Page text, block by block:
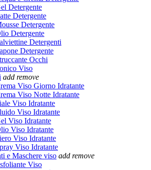
Detergente
Detergente
Detergente
Detergente
Detergenti
Detergente
Occhi
Viso
add remove
Viso Giorno Idratante
Viso Notte Idratante
Viso Idratante
Viso Idratante
Viso Idratante
Viso Idratante
Viso Idratante
Viso Idratante
e Maschere viso add remove
Viso